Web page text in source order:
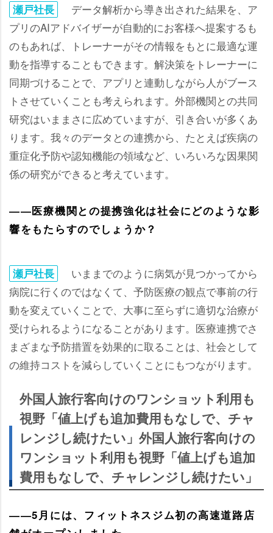
瀬戸社長
データ解析から導き出された結果を、ア
プリのAIアドバイザーが自動的にお客様へ提案するも
のもあれば、トレーナーがその情報をもとに最適な運
動を指導することもできます。解決策をトレーナーに
同期づけることで、アプリと連動しながら人がブース
トさせていくことも考えられます。外部機関との共同
研究はいままさに広めていますが、引き合いが多くあ
ります。我々のデータとの連携から、たとえば疾病の
重症化予防や認知機能の領域など、いろいろな因果関
係の研究ができると考えています。
――医療機関との提携強化は社会にどのような影
響をもたらすのでしょうか？
瀬戸社長
いままでのように病気が見つかってから
病院に行くのではなくて、予防医療の観点で事前の行
動を変えていくことで、大事に至らずに適切な治療が
受けられるようになることがあります。医療連携でさ
まざまな予防措置を効果的に取ることは、社会として
の維持コストを減らしていくことにもつながります。
外国人旅行客向けのワンショット利用も
視野「値上げも追加費用もなしで、チャ
レンジし続けたい」外国人旅行客向けの
ワンショット利用も視野「値上げも追加
費用もなしで、チャレンジし続けたい」
――5月には、フィットネスジム初の高速道路店